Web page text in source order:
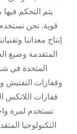
يتم التحكم
قوية. نحن نستخدم
إنتاج معداتنا
المتقدمة وصيغ
المتحدة في
وقفازات التفتيش
قفازات اللاتكس
تستخدم لمرة